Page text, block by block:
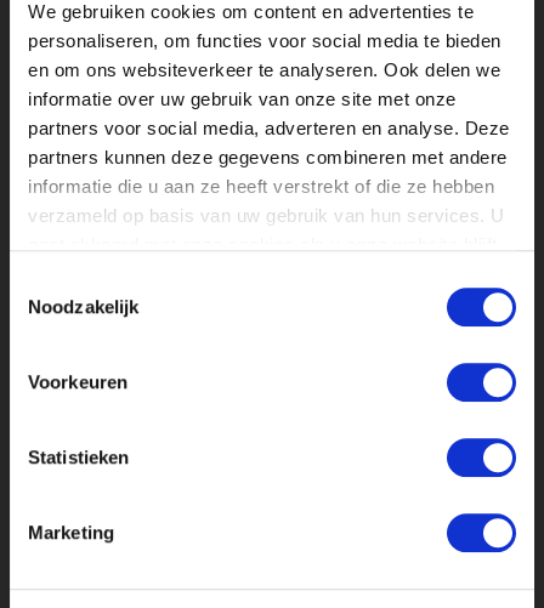
We gebruiken cookies om content en advertenties te
personaliseren, om functies voor social media te bieden
en om ons websiteverkeer te analyseren. Ook delen we
informatie over uw gebruik van onze site met onze
partners voor social media, adverteren en analyse. Deze
partners kunnen deze gegevens combineren met andere
informatie die u aan ze heeft verstrekt of die ze hebben
verzameld op basis van uw gebruik van hun services. U
Noodzakelijk
Voorkeuren
Statistieken
Marketing
Let op: alleen het laatst geuploade cv wordt